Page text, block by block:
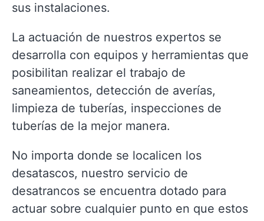
sus instalaciones.
La actuación de nuestros expertos se
desarrolla con equipos y herramientas que
posibilitan realizar el trabajo de
saneamientos, detección de averías,
limpieza de tuberías, inspecciones de
tuberías de la mejor manera.
No importa donde se localicen los
desatascos, nuestro servicio de
desatrancos se encuentra dotado para
actuar sobre cualquier punto en que estos